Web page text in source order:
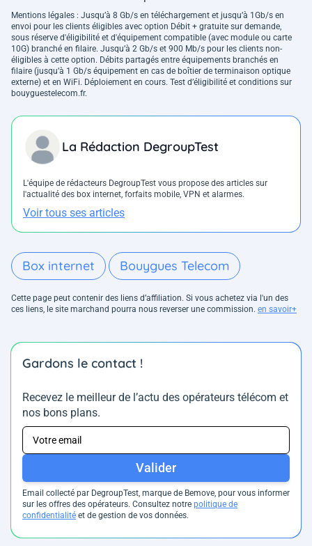
Mentions légales : Jusqu’à 8 Gb/s en téléchargement et jusqu’à 1Gb/s en
envoi pour les clients éligibles avec option Débit + gratuite sur demande,
sous réserve d'éligibilité et d'équipement compatible (avec module ou carte
10G) branché en filaire. Jusqu’à 2 Gb/s et 900 Mb/s pour les clients non-
éligibles à cette option. Débits partagés entre équipements branchés en
filaire (jusqu’à 1 Gb/s équipement en cas de boîtier de terminaison optique
externe) et en WiFi. Déploiement en cours. Test d’éligibilité et conditions sur
bouyguestelecom.fr.
La Rédaction DegroupTest
L'équipe de rédacteurs DegroupTest vous propose des articles sur
l'actualité des box internet, forfaits mobile, VPN et alarmes.
Voir tous ses articles
Box internet Bouygues Telecom
Cette page peut contenir des liens d’affiliation. Si vous achetez via l'un des
ces liens, le site marchand pourra nous reverser une commission. en savoir+
Gardons le contact !
Recevez le meilleur de l’actu des opérateurs télécom et
nos bons plans.
Valider
Email collecté par DegroupTest, marque de Bemove, pour vous informer
sur les offres des opérateurs. Consultez notre politique de
confidentialité et de gestion de vos données.